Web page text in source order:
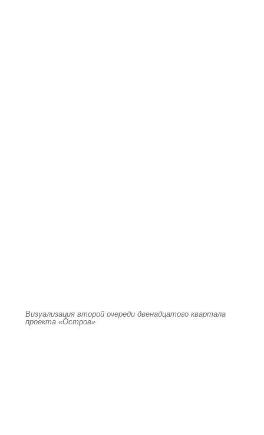
Визуализация второй очереди двенадцатого квартала
проекта «Остров»